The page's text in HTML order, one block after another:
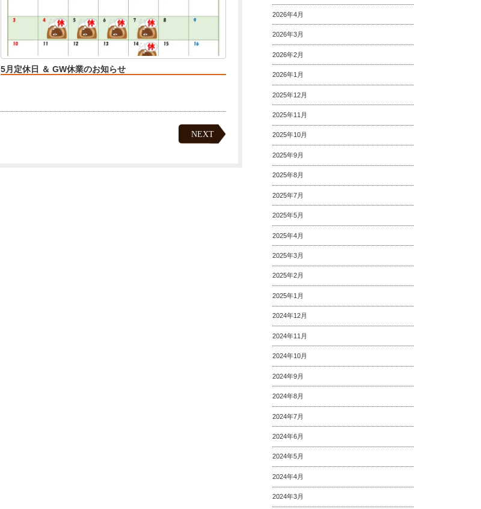
5月定休日 ＆ GW休業のお知らせ
NEXT
2026年4月
2026年3月
2026年2月
2026年1月
2025年12月
2025年11月
2025年10月
2025年9月
2025年8月
2025年7月
2025年5月
2025年4月
2025年3月
2025年2月
2025年1月
2024年12月
2024年11月
2024年10月
2024年9月
2024年8月
2024年7月
2024年6月
2024年5月
2024年4月
2024年3月